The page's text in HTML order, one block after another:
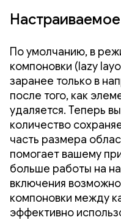
По умолчанию, в
компоновки (lazy
заранее только в
после того, как
удаляется. Теперь
количество
часть размера
помогает вашему
больше работы на
включения
компоновки между
эффективно